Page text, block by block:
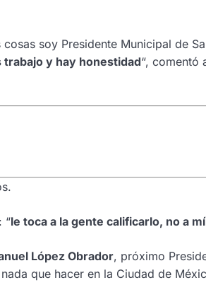
soy Presidente Municipal de
trabajo y hay honestidad“, comentó
“le toca a la gente calificarlo, no a mí
López Obrador, próximo
que hacer en la Ciudad de